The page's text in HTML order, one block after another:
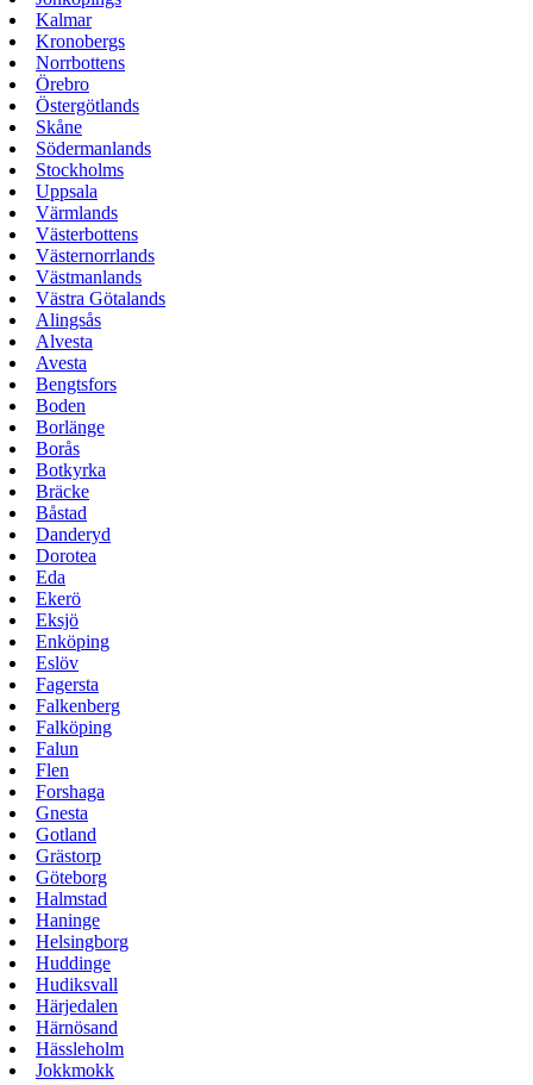
Kalmar
Kronobergs
Norrbottens
Örebro
Östergötlands
Skåne
Södermanlands
Stockholms
Uppsala
Värmlands
Västerbottens
Västernorrlands
Västmanlands
Västra Götalands
Alingsås
Alvesta
Avesta
Bengtsfors
Boden
Borlänge
Borås
Botkyrka
Bräcke
Båstad
Danderyd
Dorotea
Eda
Ekerö
Eksjö
Enköping
Eslöv
Fagersta
Falkenberg
Falköping
Falun
Flen
Forshaga
Gnesta
Gotland
Grästorp
Göteborg
Halmstad
Haninge
Helsingborg
Huddinge
Hudiksvall
Härjedalen
Härnösand
Hässleholm
Jokkmokk